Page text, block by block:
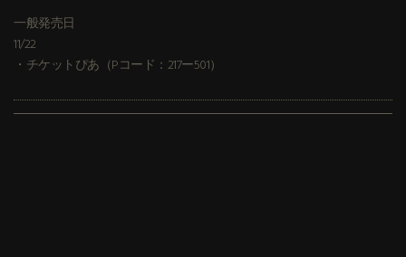
一般発売日
11/22
・チケットぴあ（Pコード：217ー501）